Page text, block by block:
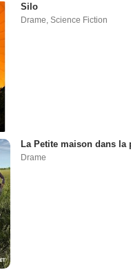
Silo
Drame,Science Fiction
La Petite maison dans la
Drame